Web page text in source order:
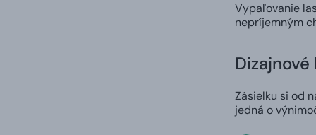
Vypaľovanie
nepríjemným
Zásielku si od
jedná o